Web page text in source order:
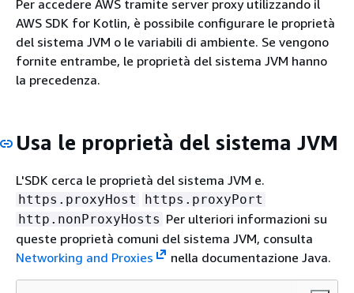
Per accedere AWS tramite server proxy utilizzando il
AWS SDK for Kotlin, è possibile configurare le proprietà
del sistema JVM o le variabili di ambiente. Se vengono
fornite entrambe, le proprietà del sistema JVM hanno
la precedenza.
Usa le proprietà del sistema JVM
L'SDK cerca le proprietà del sistema JVM e.
https.proxyHost
https.proxyPort
http.nonProxyHosts Per ulteriori informazioni su
queste proprietà comuni del sistema JVM, consulta
Networking and Proxies
nella documentazione Java.